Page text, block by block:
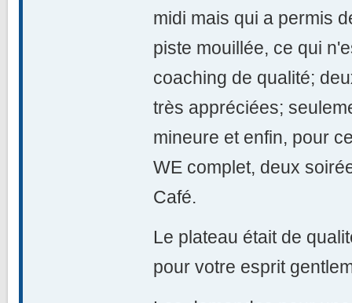
midi mais qui a permis
piste mouillée, ce qui
coaching de qualité;
très appréciées;
mineure et enfin, pour
WE complet, deux
Café.
Le plateau était de
pour votre esprit